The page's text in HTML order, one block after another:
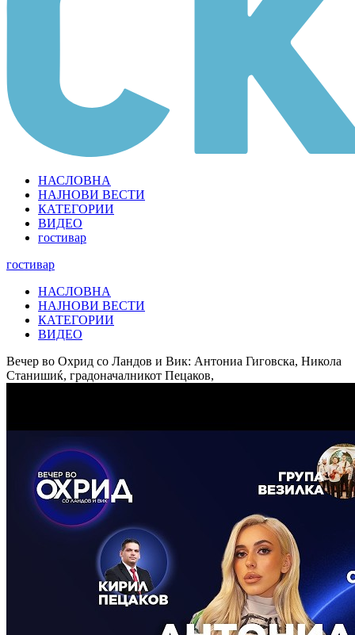
НАСЛОВНА
НАЈНОВИ ВЕСТИ
КАТЕГОРИИ
ВИДЕО
гостивар
гостивар
НАСЛОВНА
НАЈНОВИ ВЕСТИ
КАТЕГОРИИ
ВИДЕО
Вечер во Охрид со Ландов и Вик: Антониа Гиговска, Никола
Станишиќ, градоначалникот Пецаков,